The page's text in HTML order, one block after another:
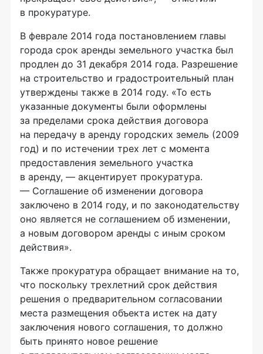
в прокуратуре.
В феврале 2014 года постановлением главы
города срок аренды земельного участка был
продлен до 31 декабря 2014 года. Разрешение
на строительство и градостроительный план
утверждены также в 2014 году. «То есть
указанные документы были оформлены
за пределами срока действия договора
на передачу в аренду городских земель (2009
год) и по истечении трех лет с момента
предоставления земельного участка
в аренду, — акцентирует прокуратура.
— Соглашение об изменении договора
заключено в 2014 году, и по законодательству
оно является не соглашением об изменении,
а новым договором аренды с иным сроком
действия».
Также прокуратура обращает внимание на то,
что поскольку трехлетний срок действия
решения о предварительном согласовании
места размещения объекта истек на дату
заключения нового соглашения, то должно
быть принято новое решение